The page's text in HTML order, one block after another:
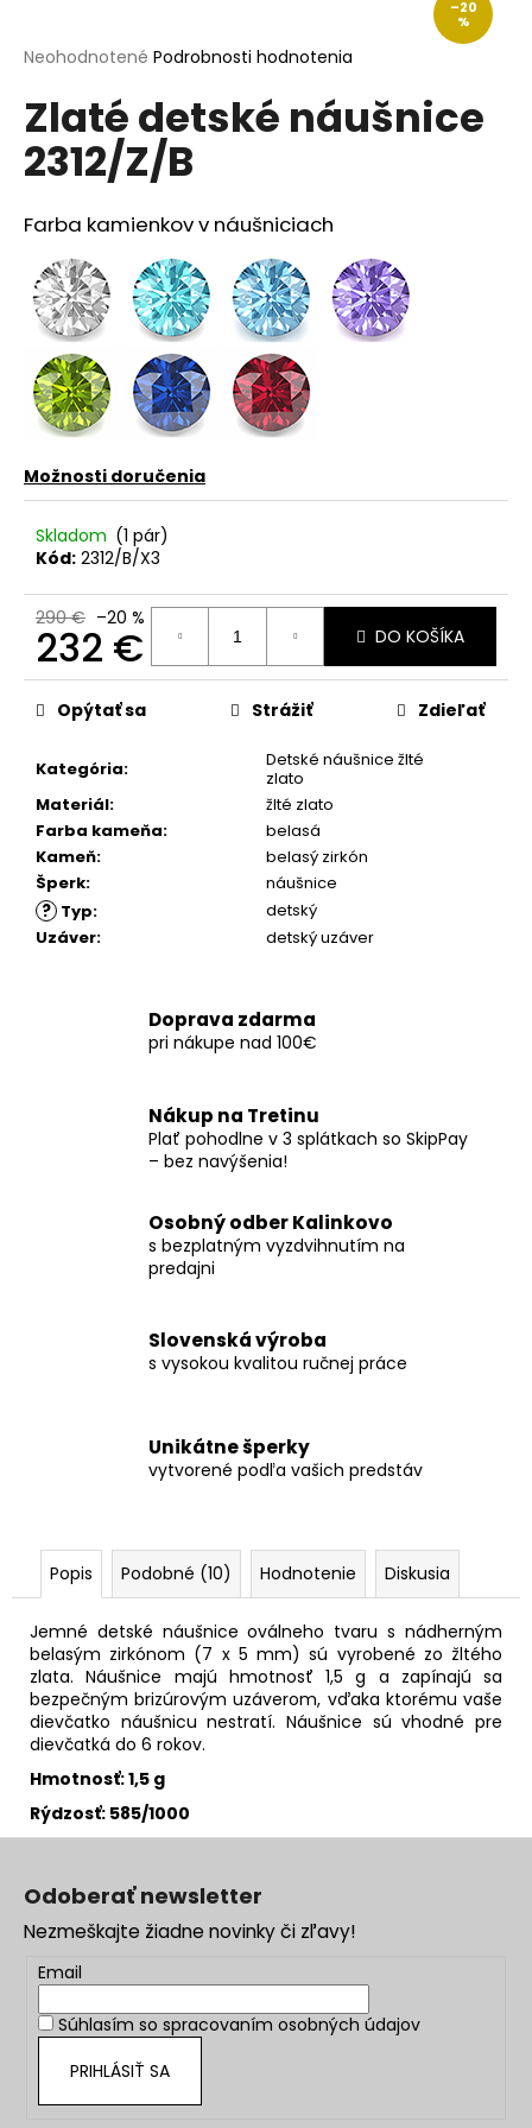
Priemerné
produktu
je
0,0
z
hviezdičiek.
Neohodnotené Podrobnosti hodnotenia
Zlaté detské náušnice
2312/Z/B
Farba kamienkov v náušniciach
Možnosti doručenia
Skladom (1 pár)
Kód: 2312/B/X3
290 € –20 %
232 €
Jednotková
cena:
DO KOŠÍKA
Kategória:
Detské náušnice žlté
zlato
Materiál:
žlté zlato
Farba kameňa:
belasá
Kameň:
belasý zirkón
Šperk: náušnice
? Typ:
detský
Uzáver: detský uzáver
Opýtať sa Strážiť Zdieľať
–20
%
Doprava zdarma
pri nákupe nad 100€
Nákup na Tretinu
Plať pohodlne v 3 splátkach so SkipPay
– bez navýšenia!
Osobný odber Kalinkovo
s bezplatným vyzdvihnutím na
predajni
Slovenská výroba
s vysokou kvalitou ručnej práce
Unikátne šperky
vytvorené podľa vašich predstáv
Popis Podobné (10) Hodnotenie Diskusia
Jemné detské náušnice oválneho tvaru s nádherným
belasým zirkónom (7 x 5 mm) sú vyrobené zo žltého
zlata. Náušnice majú hmotnosť 1,5 g a zapínajú sa
bezpečným brizúrovým uzáverom, vďaka ktorému vaše
dievčatko náušnicu nestratí. Náušnice sú vhodné pre
dievčatká do 6 rokov.
Hmotnosť: 1,5 g
Rýdzosť: 585/1000
j
ť
?
HĽADAŤ
O
d
p
r
ú
č
a
m
e
Odoberať newsletter
Nezmeškajte žiadne novinky či zľavy!
Email
Súhlasím so spracovaním osobných údajov
PRIHLÁSIŤ SA